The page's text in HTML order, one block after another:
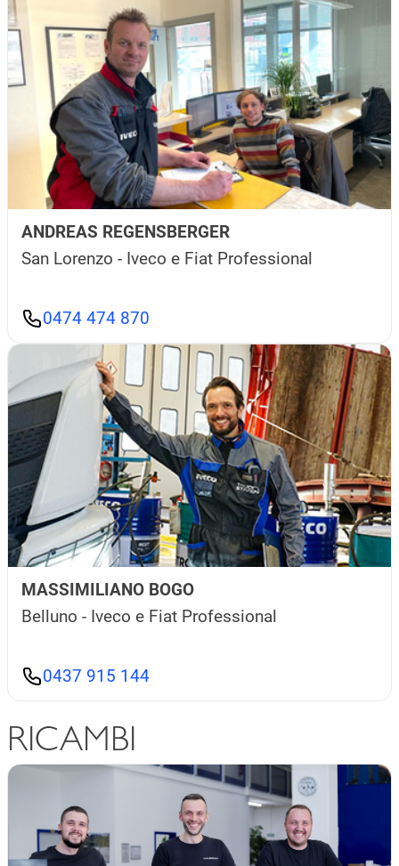
ANDREAS REGENSBERGER
San Lorenzo - Iveco e Fiat Professional
0474 474 870
MASSIMILIANO BOGO
Belluno - Iveco e Fiat Professional
0437 915 144
RICAMBI